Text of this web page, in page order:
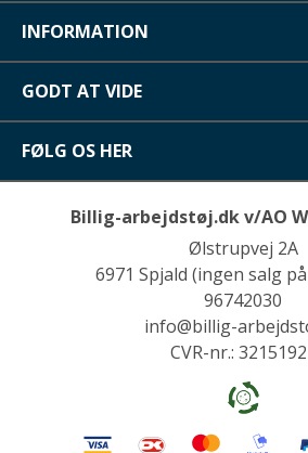
INFORMATION
GODT AT VIDE
FØLG OS HER
Billig-arbejdstøj.dk v/AO
Ølstrupvej 2A
6971 Spjald (ingen salg
96742030
info@billig-
CVR-nr.: